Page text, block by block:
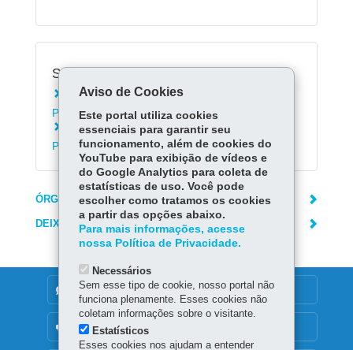
Serviços Relacionados:
Consultar Protocolo Geral do Estado do
Paraná
Encaminhar documentos aos Portos do
Paraná
ÓRGÃO RESPONSÁVEL
DEIXE SUA OPINIÃO
DENUNCIE CORRUPÇÃO
OUVIDORIA
Aviso de Cookies
Este portal utiliza cookies
essenciais para garantir seu
funcionamento, além de cookies do
YouTube para exibição de vídeos e
do Google Analytics para coleta de
estatísticas de uso. Você pode
escolher como tratamos os cookies
a partir das opções abaixo.
Para mais informações, acesse
nossa Política de Privacidade.
Necessários
Sem esse tipo de cookie, nosso portal não
funciona plenamente. Esses cookies não
coletam informações sobre o visitante.
Estatísticos
Esses cookies nos ajudam a entender